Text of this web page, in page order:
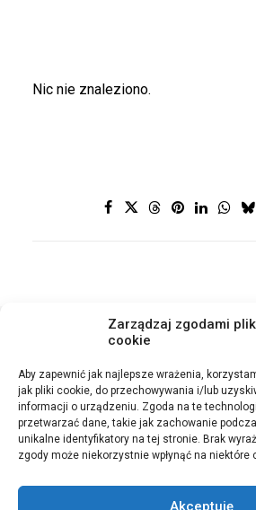
Zarządzaj zgodami
cookie
Aby zapewnić jak najlepsze wrażenia,
jak pliki cookie, do przechowywania i/lub
informacji o urządzeniu. Zgoda na te
przetwarzać dane, takie jak zachowanie
unikalne identyfikatory na tej stronie. Brak
zgody może niekorzystnie wpłynąć na niektóre
Akceptuję
Nic nie znaleziono.
© 2021 Cegły Elastyczne Bolix. Wszystkie